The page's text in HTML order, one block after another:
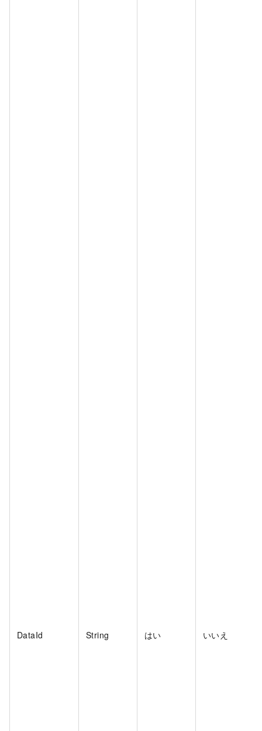
DataId String はい いいえ